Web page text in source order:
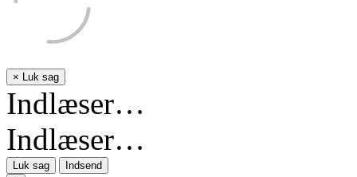
× Luk sag
Indlæser…
Indlæser…
Luk sag
Indsend